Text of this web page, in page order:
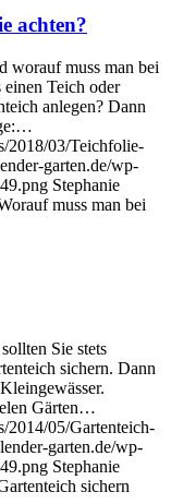
achten?
worauf muss man bei
einen Teich oder
anlegen? Dann
2018/03/Teichfolie-
garten.de/wp-
Stephanie
muss man bei
Sie stets
sichern. Dann
Gärten…
2014/05/Gartenteich-
garten.de/wp-
Stephanie
sichern